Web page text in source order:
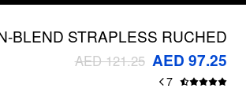
BLEND STRAPLESS RUCHED
LACE-UP PEPLUM CROP TOP
AED 97.25
AED 121.25
7